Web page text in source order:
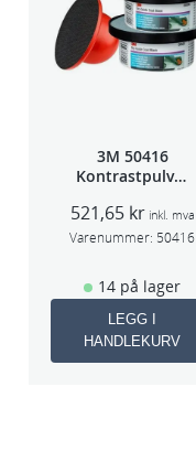
3M 50416
Kontrastpulver
521,65 kr inkl. mva
Varenummer: 50416
14 på lager
LEGG I
HANDLEKURV